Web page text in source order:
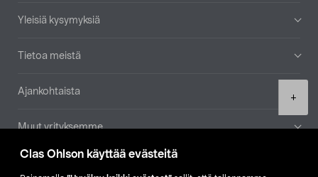
Clas Ohlson käyttää evästeitä
+
Yleisiä kysymyksiä
Tietoa meistä
Ajankohtaista
Muut yrityksemme
Etsi myymälä